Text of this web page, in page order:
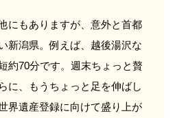
にもありますが、意外と首都
新潟県。例えば、越後湯沢な
約70分です。週末ちょっと贅
に、もうちょっと足を伸ばし
界遺産登録に向けて盛り上が